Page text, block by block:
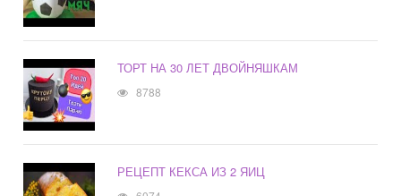
ТОРТ НА 30 ЛЕТ ДВОЙНЯШКАМ
8788
РЕЦЕПТ КЕКСА ИЗ 2 ЯИЦ